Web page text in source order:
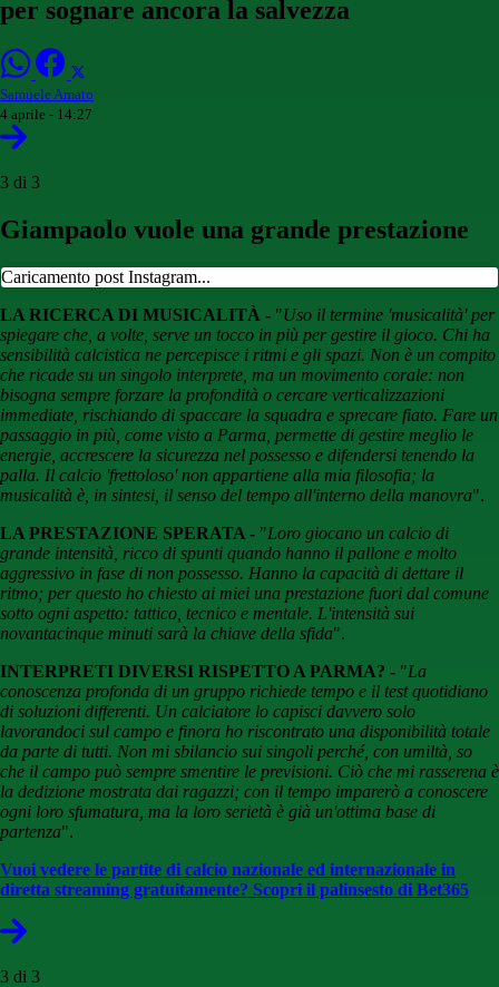
per sognare ancora la salvezza
Samuele Amato
4 aprile - 14:27
3 di 3
Giampaolo vuole una grande prestazione
Caricamento post Instagram...
LA RICERCA DI MUSICALITÀ - "Uso il termine 'musicalità' per
spiegare che, a volte, serve un tocco in più per gestire il gioco. Chi ha
sensibilità calcistica ne percepisce i ritmi e gli spazi. Non è un compito
che ricade su un singolo interprete, ma un movimento corale: non
bisogna sempre forzare la profondità o cercare verticalizzazioni
immediate, rischiando di spaccare la squadra e sprecare fiato. Fare un
passaggio in più, come visto a Parma, permette di gestire meglio le
energie, accrescere la sicurezza nel possesso e difendersi tenendo la
palla. Il calcio 'frettoloso' non appartiene alla mia filosofia; la
musicalità è, in sintesi, il senso del tempo all'interno della manovra".
LA PRESTAZIONE SPERATA - "Loro giocano un calcio di
grande intensità, ricco di spunti quando hanno il pallone e molto
aggressivo in fase di non possesso. Hanno la capacità di dettare il
ritmo; per questo ho chiesto ai miei una prestazione fuori dal comune
sotto ogni aspetto: tattico, tecnico e mentale. L'intensità sui
novantacinque minuti sarà la chiave della sfida".
INTERPRETI DIVERSI RISPETTO A PARMA? - "La
conoscenza profonda di un gruppo richiede tempo e il test quotidiano
di soluzioni differenti. Un calciatore lo capisci davvero solo
lavorandoci sul campo e finora ho riscontrato una disponibilità totale
da parte di tutti. Non mi sbilancio sui singoli perché, con umiltà, so
che il campo può sempre smentire le previsioni. Ciò che mi rasserena è
la dedizione mostrata dai ragazzi; con il tempo imparerò a conoscere
ogni loro sfumatura, ma la loro serietà è già un'ottima base di
partenza".
Vuoi vedere le partite di calcio nazionale ed internazionale in
diretta streaming gratuitamente? Scopri il palinsesto di Bet365
3 di 3